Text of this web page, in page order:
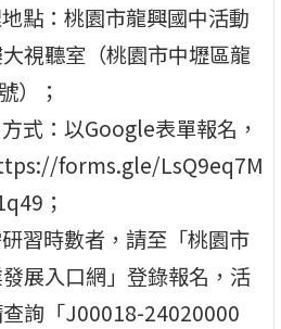
點：桃園市龍興國中活動
視聽室（桃園市中壢區龍
）；
式：以Google表單報名，
forms.gle/LsQ9eq7M
；
習時數者，請至「桃園市
展入口網」登錄報名，活
詢「J00018-24020000